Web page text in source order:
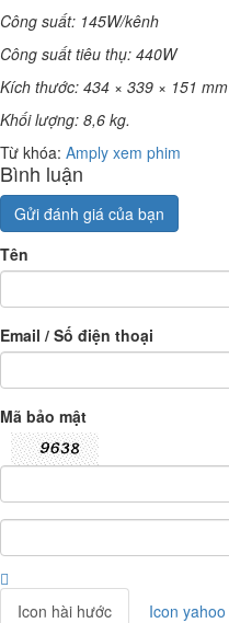
Công suất: 145W/kênh
Công suất tiêu thụ: 440W
Kích thước: 434 × 339 × 151 mm
Khối lượng: 8,6 kg.
Từ khóa: Amply xem phim
Bình luận
Gửi đánh giá của bạn
Tên
Email / Số điện thoại
Mã bảo mật
Icon hài hước Icon yahoo